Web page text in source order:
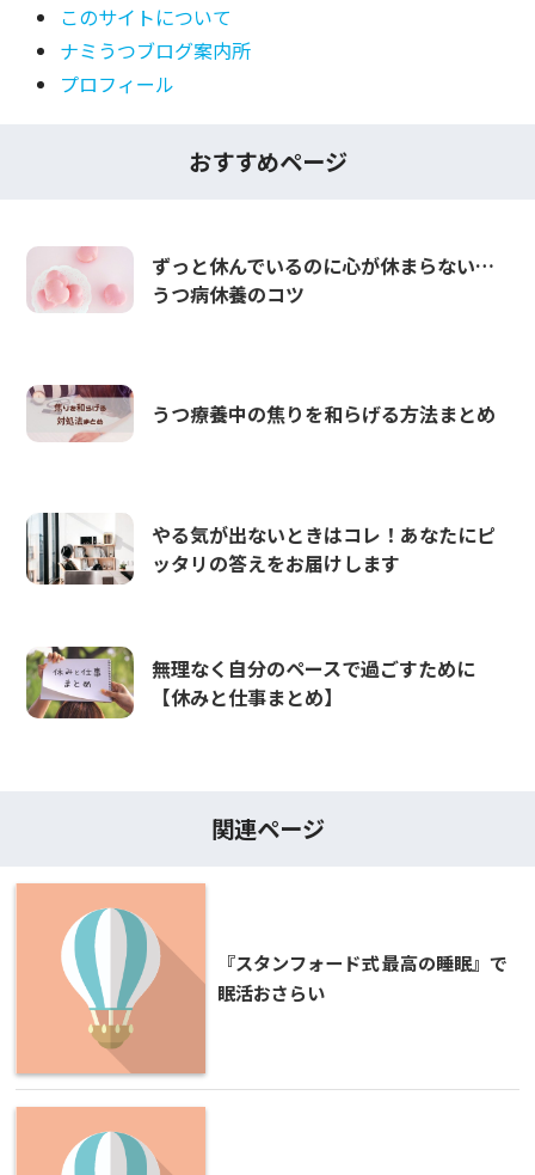
このサイトについて
ナミうつブログ案内所
プロフィール
おすすめページ
ずっと休んでいるのに心が休まらない…
うつ病休養のコツ
うつ療養中の焦りを和らげる方法まとめ
やる気が出ないときはコレ！あなたにピ
ッタリの答えをお届けします
無理なく自分のペースで過ごすために
【休みと仕事まとめ】
関連ページ
『スタンフォード式 最高の睡眠』で
眠活おさらい